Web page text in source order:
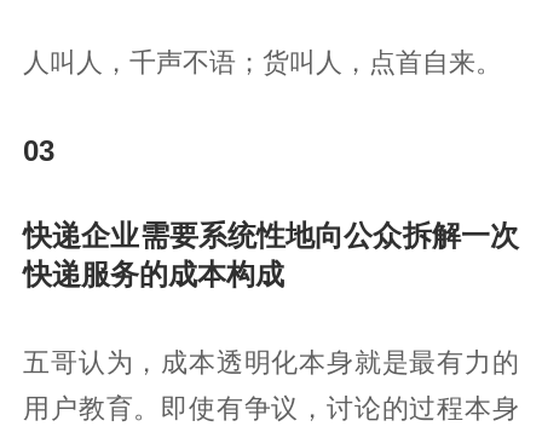
人叫人，千声不语；货叫人，点首自来。
03
快递企业需要系统性地向公众拆解一次
快递服务的成本构成
五哥认为，成本透明化本身就是最有力的
用户教育。即使有争议，讨论的过程本身